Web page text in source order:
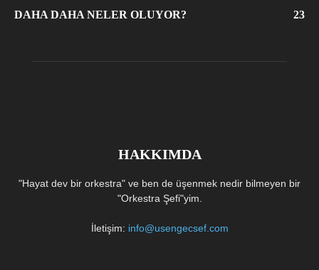
DAHA DAHA NELER OLUYOR?
23
HAKKIMDA
"Hayat dev bir orkestra" ve ben de üşenmek nedir bilmeyen bir
"Orkestra Şefi"yim.
İletişim: info@usengecsef.com